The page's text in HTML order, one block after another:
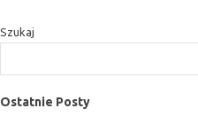
Szukaj
Ostatnie Posty